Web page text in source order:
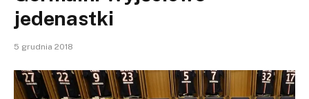
jedenastki
5 grudnia 2018